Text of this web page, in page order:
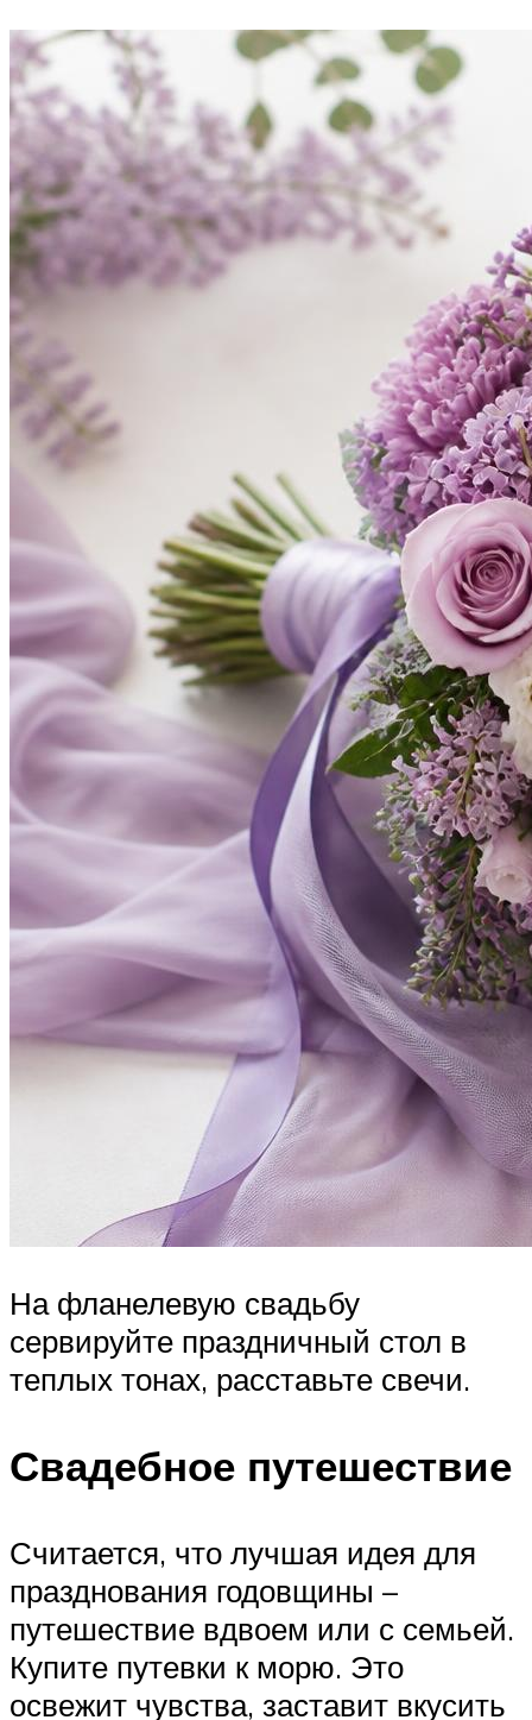
На фланелевую свадьбу
сервируйте праздничный стол в
теплых тонах, расставьте свечи.
Свадебное путешествие
Считается, что лучшая идея для
празднования годовщины –
путешествие вдвоем или с семьей.
Купите путевки к морю. Это
освежит чувства, заставит вкусить